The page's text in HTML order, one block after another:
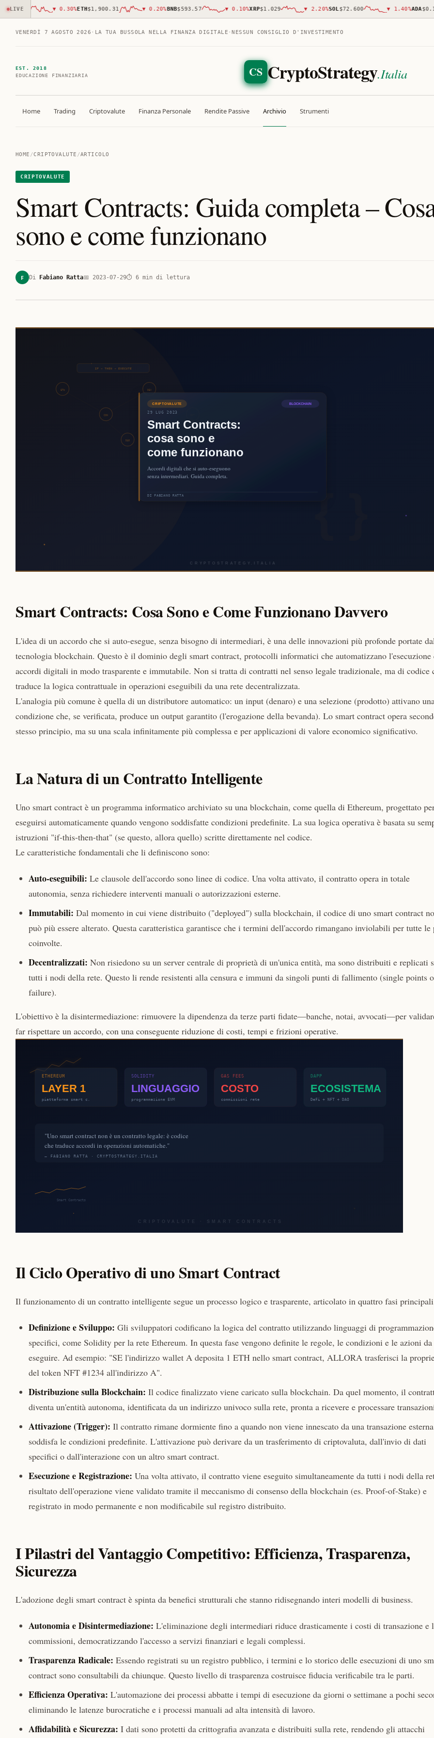
LIVE ▼ 0.30% ETH$1,900.31 ▼ 0.20% BNB$593.57 ▼ 0.10% XRP$1.029 ▼ 2.20% SOL$72.600 ▼ 1.40%ADA
VENERDÌ 7 AGOSTO 2026 · LA TUA BUSSOLA NELLA FINANZA DIGITALE ·NESSUN CONSIGLIO D'INVESTIMENTO
EST. 2018
EDUCAZIONE FINANZIARIA
CS CryptoStrategy.Italia
Home Trading Criptovalute Finanza Personale Rendite Passive Archivio Strumenti
HOME /CRIPTOVALUTE /ARTICOLO
CRIPTOVALUTE
Smart Contracts: Guida completa –
sono e come funzionano
F Di Fabiano Ratta📅 2023-07-29⏱ 6 min di lettura
Smart Contracts: Cosa Sono e Come Funzionano Davvero
L'idea di un accordo che si auto-esegue, senza bisogno di intermediari, è una delle innovazioni più profonde portate
tecnologia blockchain. Questo è il dominio degli smart contract, protocolli informatici che automatizzano l'esecuzione
accordi digitali in modo trasparente e immutabile. Non si tratta di contratti nel senso legale tradizionale, ma di codice
traduce la logica contrattuale in operazioni eseguibili da una rete decentralizzata.
L'analogia più comune è quella di un distributore automatico: un input (denaro) e una selezione (prodotto) attivano
condizione che, se verificata, produce un output garantito (l'erogazione della bevanda). Lo smart contract opera
stesso principio, ma su una scala infinitamente più complessa e per applicazioni di valore economico significativo.
La Natura di un Contratto Intelligente
Uno smart contract è un programma informatico archiviato su una blockchain, come quella di Ethereum, progettato
eseguirsi automaticamente quando vengono soddisfatte condizioni predefinite. La sua logica operativa è basata su
istruzioni "if-this-then-that" (se questo, allora quello) scritte direttamente nel codice.
Le caratteristiche fondamentali che li definiscono sono:
Auto-eseguibili: Le clausole dell'accordo sono linee di codice. Una volta attivato, il contratto opera in totale
autonomia, senza richiedere interventi manuali o autorizzazioni esterne.
Immutabili: Dal momento in cui viene distribuito ("deployed") sulla blockchain, il codice di uno smart contract
può più essere alterato. Questa caratteristica garantisce che i termini dell'accordo rimangano inviolabili per tutte le
coinvolte.
Decentralizzati: Non risiedono su un server centrale di proprietà di un'unica entità, ma sono distribuiti e replicati
tutti i nodi della rete. Questo li rende resistenti alla censura e immuni da singoli punti di fallimento (single points
failure).
L'obiettivo è la disintermediazione: rimuovere la dipendenza da terze parti fidate—banche, notai, avvocati—per
far rispettare un accordo, con una conseguente riduzione di costi, tempi e frizioni operative.
Il Ciclo Operativo di uno Smart Contract
Il funzionamento di un contratto intelligente segue un processo logico e trasparente, articolato in quattro fasi
Definizione e Sviluppo: Gli sviluppatori codificano la logica del contratto utilizzando linguaggi di
specifici, come Solidity per la rete Ethereum. In questa fase vengono definite le regole, le condizioni e le azioni da
eseguire. Ad esempio: "SE l'indirizzo wallet A deposita 1 ETH nello smart contract, ALLORA trasferisci la
del token NFT #1234 all'indirizzo A".
Distribuzione sulla Blockchain: Il codice finalizzato viene caricato sulla blockchain. Da quel momento, il
diventa un'entità autonoma, identificata da un indirizzo univoco sulla rete, pronta a ricevere e processare
Attivazione (Trigger): Il contratto rimane dormiente fino a quando non viene innescato da una transazione
soddisfa le condizioni predefinite. L'attivazione può derivare da un trasferimento di criptovaluta, dall'invio di dati
specifici o dall'interazione con un altro smart contract.
Esecuzione e Registrazione: Una volta attivato, il contratto viene eseguito simultaneamente da tutti i nodi della
risultato dell'operazione viene validato tramite il meccanismo di consenso della blockchain (es. Proof-of-Stake) e
registrato in modo permanente e non modificabile sul registro distribuito.
I Pilastri del Vantaggio Competitivo: Efficienza, Trasparenza,
Sicurezza
L'adozione degli smart contract è spinta da benefici strutturali che stanno ridisegnando interi modelli di business.
Autonomia e Disintermediazione: L'eliminazione degli intermediari riduce drasticamente i costi di transazione e
commissioni, democratizzando l'accesso a servizi finanziari e legali complessi.
Trasparenza Radicale: Essendo registrati su un registro pubblico, i termini e lo storico delle esecuzioni di uno
contract sono consultabili da chiunque. Questo livello di trasparenza costruisce fiducia verificabile tra le parti.
Efficienza Operativa: L'automazione dei processi abbatte i tempi di esecuzione da giorni o settimane a pochi
eliminando le latenze burocratiche e i processi manuali ad alta intensità di lavoro.
Affidabilità e Sicurezza: I dati sono protetti da crittografia avanzata e distribuiti sulla rete, rendendo gli attacchi